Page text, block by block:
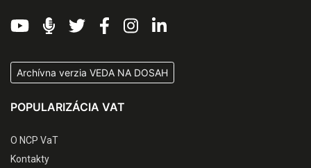
Archívna verzia VEDA NA DOSAH
POPULARIZÁCIA VAT
O NCP VaT
Kontakty